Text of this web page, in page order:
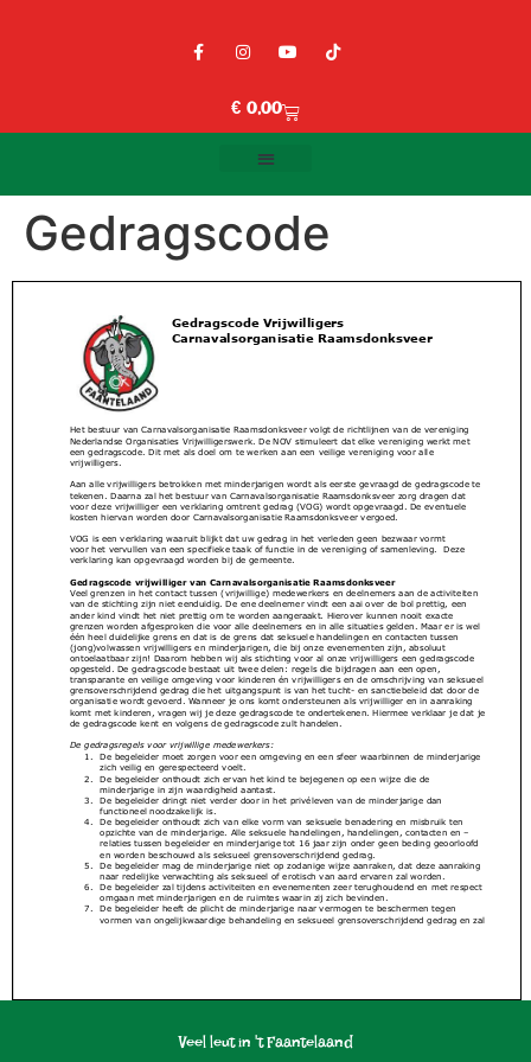
€ 0,00
Gedragscode
Veel leut in 't Faantelaand